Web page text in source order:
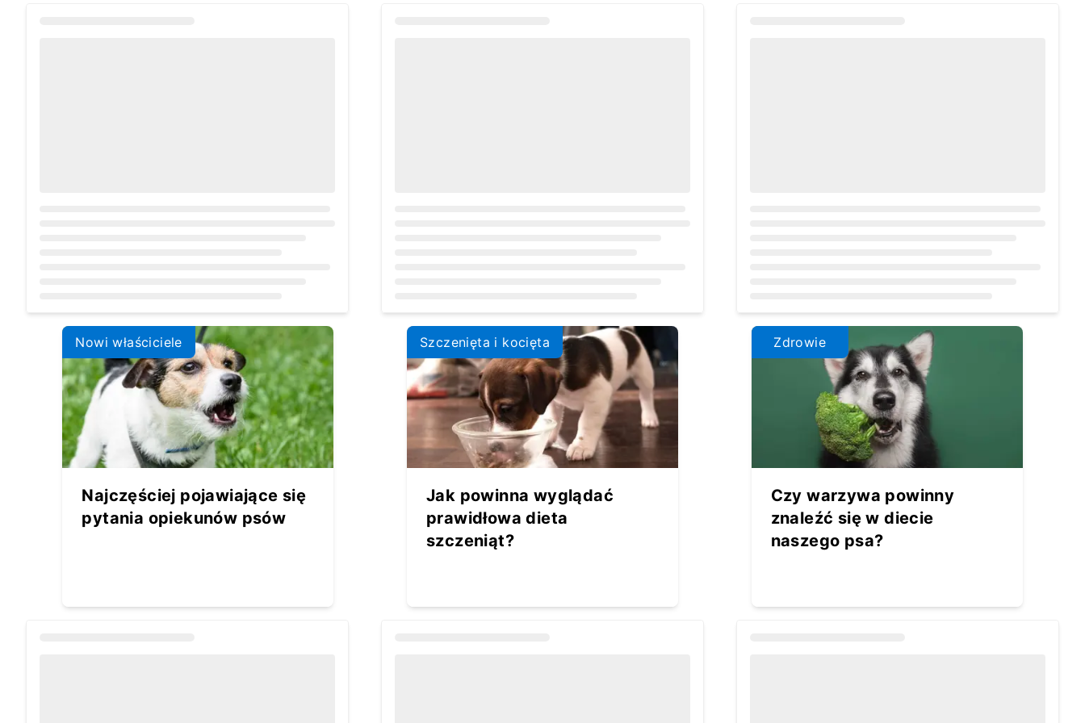
Loading... Loading...
Loading...
Nowi właściciele
Najczęściej pojawiające się
pytania opiekunów psów
Szczenięta i kocięta
Jak powinna wyglądać
prawidłowa dieta
szczeniąt?
Zdrowie
Czy warzywa powinny
znaleźć się w diecie
naszego psa?